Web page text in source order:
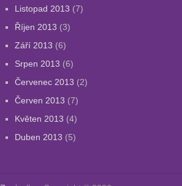
Listopad 2013 (7)
Říjen 2013 (3)
Září 2013 (6)
Srpen 2013 (6)
Červenec 2013 (2)
Červen 2013 (7)
Květen 2013 (4)
Duben 2013 (5)